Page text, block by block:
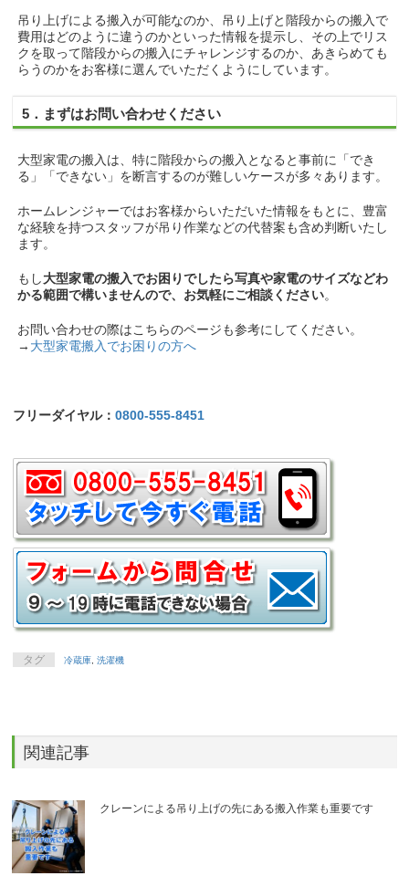
吊り上げによる搬入が可能なのか、吊り上げと階段からの搬入で
費用はどのように違うのかといった情報を提示し、その上でリス
クを取って階段からの搬入にチャレンジするのか、あきらめても
らうのかをお客様に選んでいただくようにしています。
5．まずはお問い合わせください
大型家電の搬入は、特に階段からの搬入となると事前に「でき
る」「できない」を断言するのが難しいケースが多々あります。
ホームレンジャーではお客様からいただいた情報をもとに、豊富
な経験を持つスタッフが吊り作業などの代替案も含め判断いたし
ます。
もし大型家電の搬入でお困りでしたら写真や家電のサイズなどわ
かる範囲で構いませんので、お気軽にご相談ください。
お問い合わせの際はこちらのページも参考にしてください。
→ 大型家電搬入でお困りの方へ
フリーダイヤル：0800-555-8451
タグ 冷蔵庫,洗濯機
関連記事
クレーンによる吊り上げの先にある搬入作業も重要です